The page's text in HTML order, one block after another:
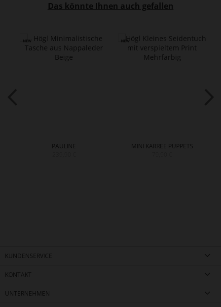
Das könnte Ihnen auch gefallen
PAULINE
MINI KARREE PUPPETS
KUNDENSERVICE
KONTAKT
UNTERNEHMEN